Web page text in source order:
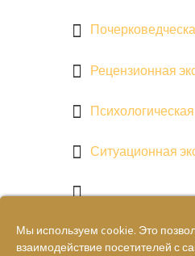
Рецензионная
Ситуационная
экспертиза
Мы используем cookie. Это
взаимодействие посетителей с